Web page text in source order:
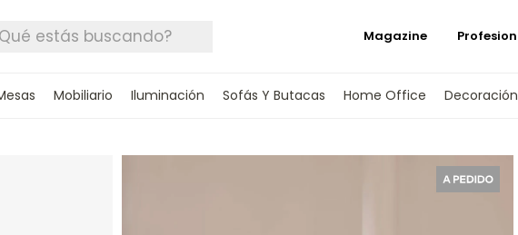
Mobiliario Iluminación Sofás Y Butacas Home Office Decoración
Magazine